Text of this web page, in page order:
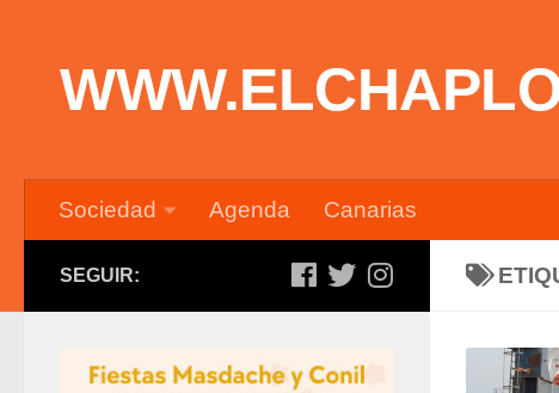
Sociedad Agenda Canarias
SEGUIR: